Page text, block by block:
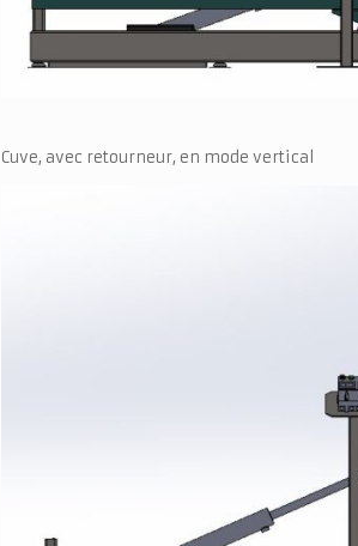
Cuve, avec retourneur, en mode vertical